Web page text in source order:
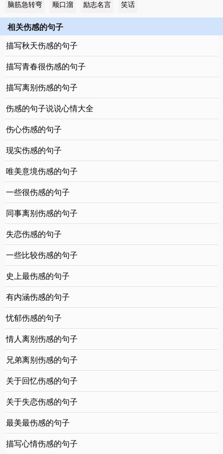
脑筋急转弯 顺口溜 励志名言 笑话
相关伤感的句子
描写秋天伤感的句子
描写青春很伤感的句子
描写离别伤感的句子
伤感的句子说说心情大全
伤心伤感的句子
现实伤感的句子
唯美意境伤感的句子
一些很伤感的句子
同事离别伤感的句子
失恋伤感的句子
一些比较伤感的句子
史上最伤感的句子
有内涵伤感的句子
忧郁伤感的句子
情人离别伤感的句子
兄弟离别伤感的句子
关于回忆伤感的句子
关于失恋伤感的句子
最美最伤感的句子
描写心情伤感的句子